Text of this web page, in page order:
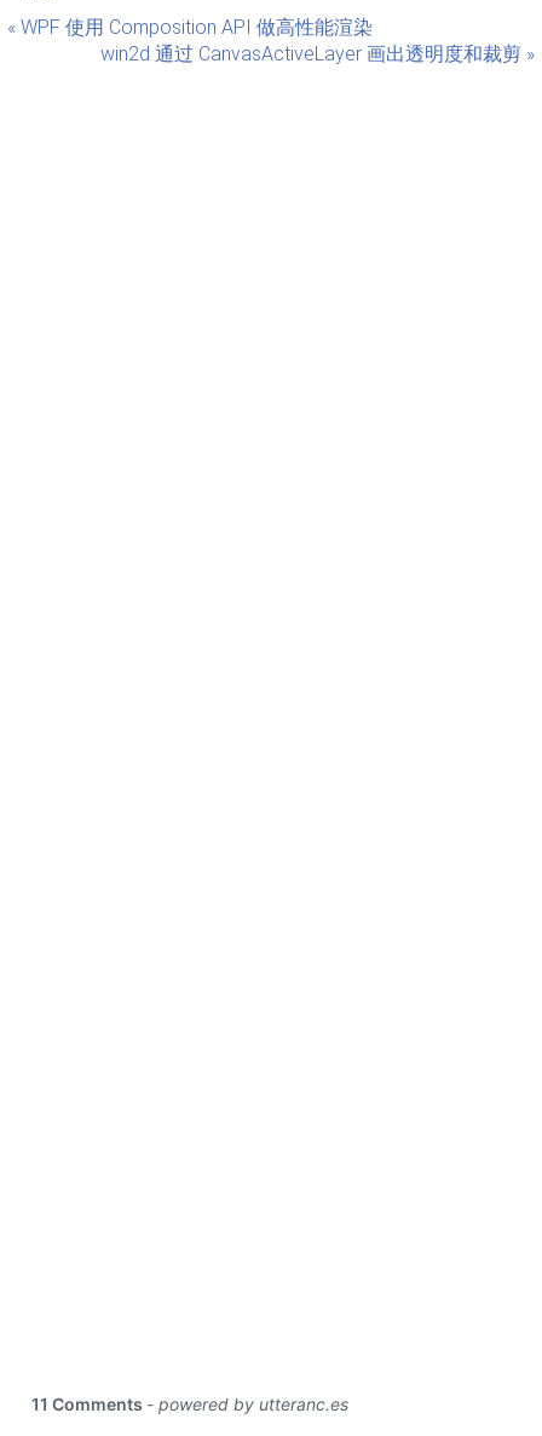
« WPF 使用 Composition API 做高性能渲染
win2d 通过 CanvasActiveLayer 画出透明度和裁剪 »